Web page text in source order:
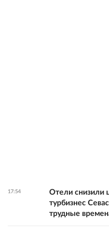
17:54
Отели снизили
турбизнес
трудные